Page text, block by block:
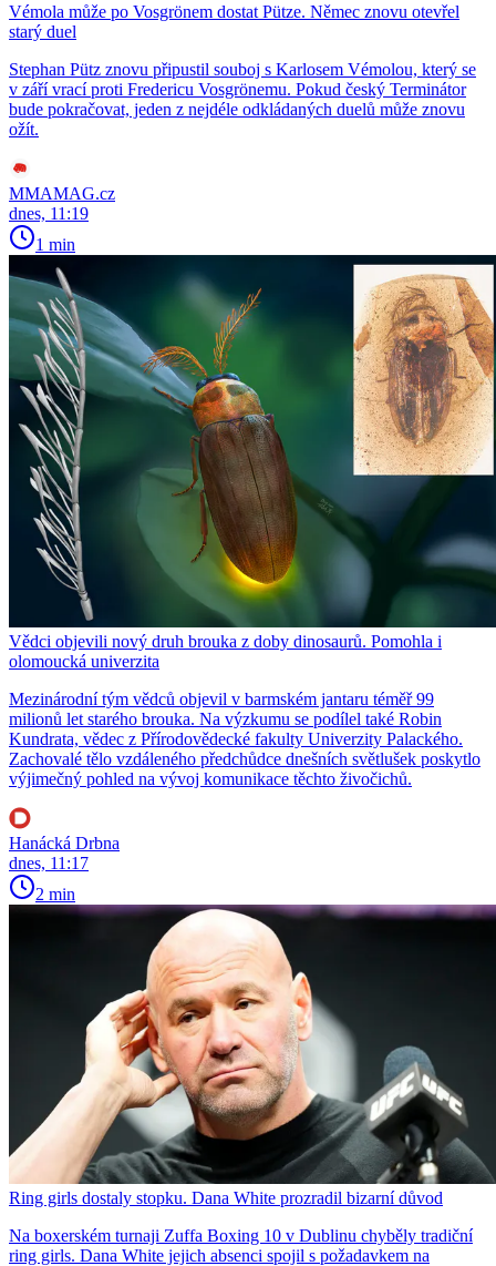
Vémola může po Vosgrönem dostat Pütze. Němec znovu otevřel
starý duel
Stephan Pütz znovu připustil souboj s Karlosem Vémolou, který se
v září vrací proti Fredericu Vosgrönemu. Pokud český Terminátor
bude pokračovat, jeden z nejdéle odkládaných duelů může znovu
ožít.
MMAMAG.cz
dnes, 11:19
1 min
Vědci objevili nový druh brouka z doby dinosaurů. Pomohla i
olomoucká univerzita
Mezinárodní tým vědců objevil v barmském jantaru téměř 99
milionů let starého brouka. Na výzkumu se podílel také Robin
Kundrata, vědec z Přírodovědecké fakulty Univerzity Palackého.
Zachovalé tělo vzdáleného předchůdce dnešních světlušek poskytlo
výjimečný pohled na vývoj komunikace těchto živočichů.
Hanácká Drbna
dnes, 11:17
2 min
Ring girls dostaly stopku. Dana White prozradil bizarní důvod
Na boxerském turnaji Zuffa Boxing 10 v Dublinu chyběly tradiční
ring girls. Dana White jejich absenci spojil s požadavkem na